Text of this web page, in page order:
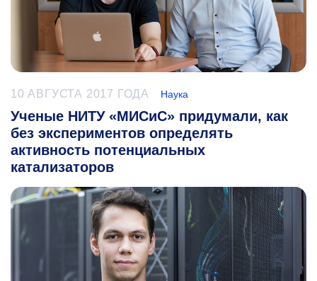
10 АВГУСТА 2017 ГОДА Наука
Ученые НИТУ «МИСиС» придумали, как
без экспериментов определять
активность потенциальных
катализаторов